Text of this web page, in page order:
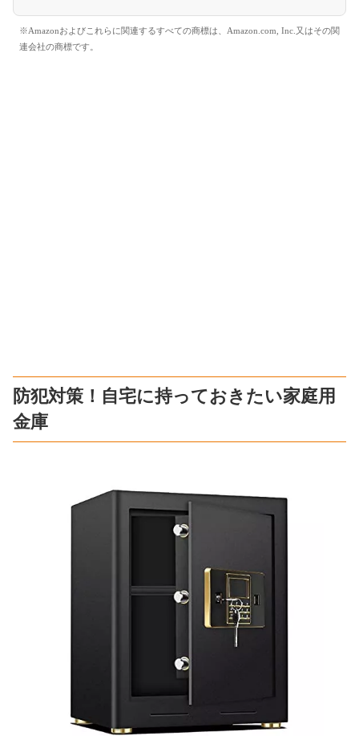
※Amazonおよびこれらに関連するすべての商標は、Amazon.com, Inc.又はその関
連会社の商標です。
防犯対策！自宅に持っておきたい家庭用
金庫